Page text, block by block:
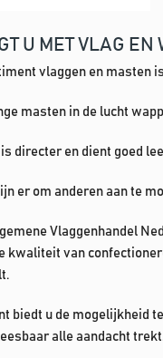
U MET VLAG EN
vlaggen en masten
masten in de lucht
directer en dient goed
er om anderen aan te
Vlaggenhandel
kwaliteit van
biedt u de mogelijkheid
alle aandacht